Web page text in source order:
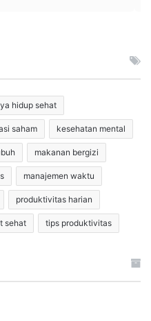
hidup sehat
saham kesehatan mental
makanan bergizi
manajemen waktu
produktivitas harian
sehat tips produktivitas